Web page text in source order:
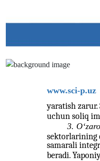
www.sci-p.uz
yaratish
uchun soliq
3.
sektorlarining
samarali
beradi.